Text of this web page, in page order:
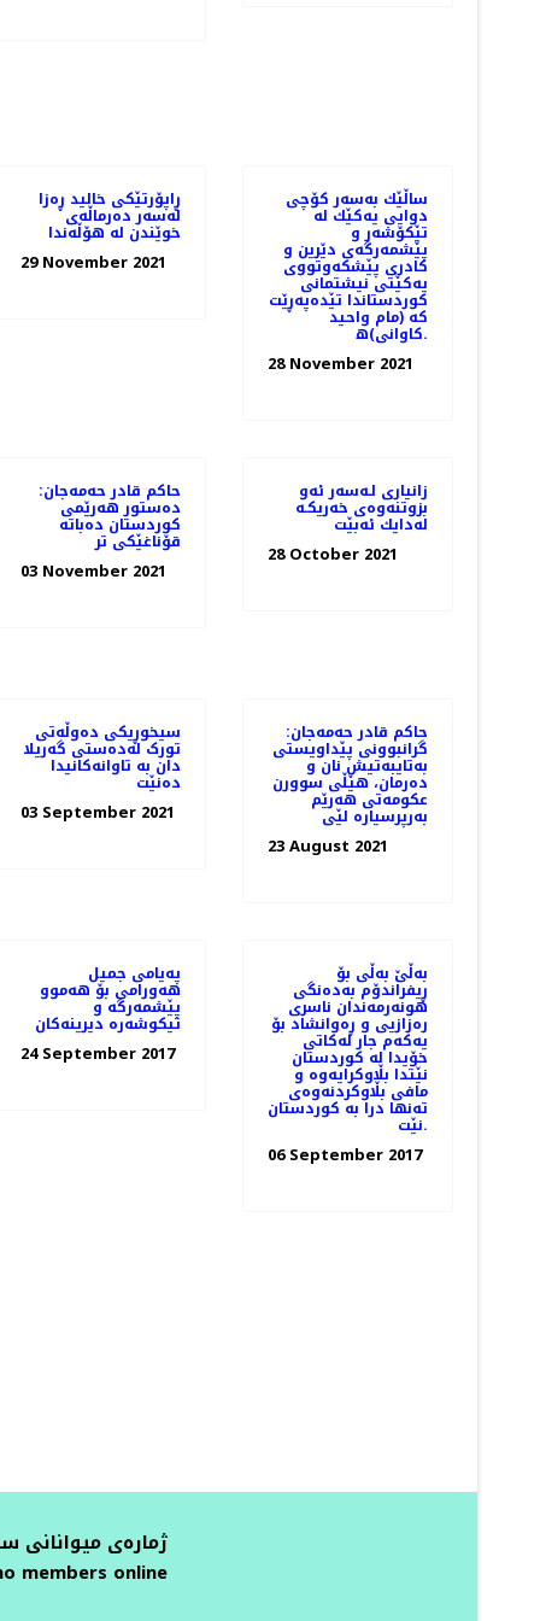
ڕاپۆرتێکی خالید ڕەزا
لەسەر دەرماڵەی
خوێندن لە هۆڵەندا
29 November 2021
ساڵێك به‌سه‌ر كۆچی
دوایی یه‌كێك له‌
تێكۆشه‌ر‌ و
پێشمه‌رگه‌ی دێرین و
كادری پێشكه‌وتووی
یه‌كێتی نیشتمانی
كوردستاندا تێده‌په‌ڕێت
كه‌ (مام واحید
كاوانی)ه‌.
28 November 2021
حاكم قادر حه‌مه‌جان:
دەستور ھەرێمی
كوردستان دەباتە
قۆناغێكی تر
03 November 2021
زانیاری لـەسەر ئەو
بزوتنەوەی خەریكـە
لەدایك ئەبێت
28 October 2021
سیخوڕیکی دەوڵەتی
تورک لەدەستی گەریلا
دان بە تاوانەکانیدا
دەنێت
03 September 2021
حاکم قادر حەمەجان:
گرانبوونی پێداویستی
بەتایبەتیش نان و
دەرمان، هێڵی سوورن
عکومەتی هەرێم
بەرپرسیارە لێی
23 August 2021
پەیامی جمیل
هەورامی بۆ هەموو
پێشمەرگە و
تیكوشەرە دیرینەكان
24 September 2017
بەڵێ بەڵی بۆ
ڕیفراندۆم بەدەنگی
هونەرمەندان ناسری
رەزازیی و ڕەوانشاد بۆ
یەکەم جار لەکاتی
خۆیدا لە کوردستان
نێتدا بڵاوکرایەوە و
مافی بڵاوکردنەوەی
تەنها درا بە کوردستان
نێت.
06 September 2017
ژمارەی میوانانی
members online